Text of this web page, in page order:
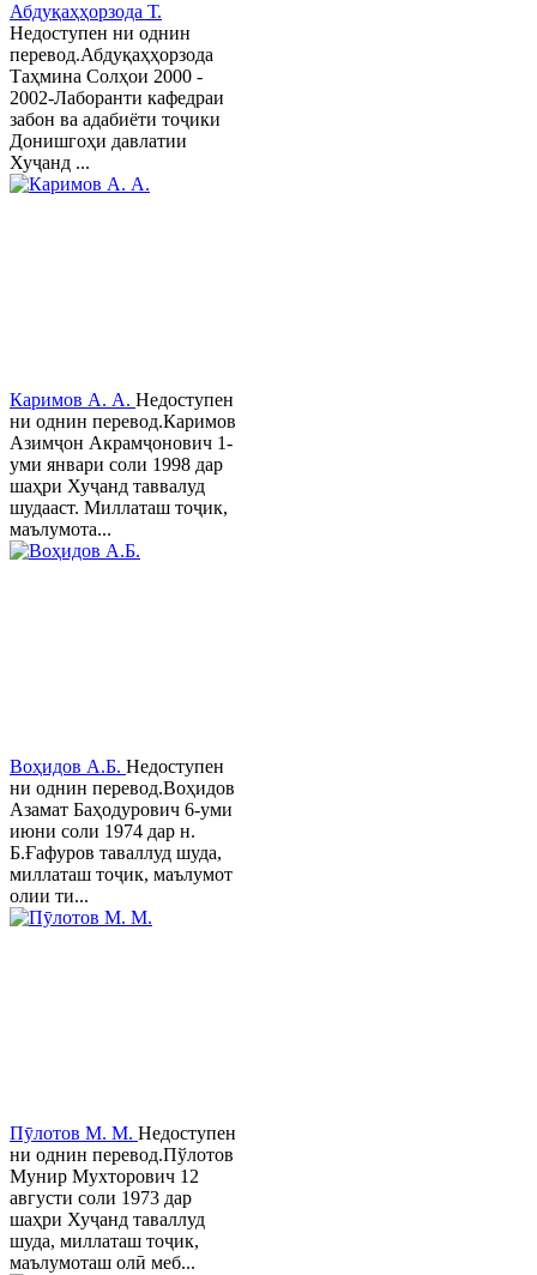
Абдуқаҳҳорзода Т.
Недоступен ни однин
перевод.Абдуқаҳҳорзода
Таҳмина Солҳои 2000 -
2002-Лаборанти кафедраи
забон ва адабиёти тоҷики
Донишгоҳи давлатии
Хуҷанд ...
Каримов А. А. Недоступен
ни однин перевод.Каримов
Азимҷон Акрамҷонович 1-
уми январи соли 1998 дар
шаҳри Хуҷанд таввалуд
шудааст. Миллаташ тоҷик,
маълумота...
Воҳидов А.Б. Недоступен
ни однин перевод.Воҳидов
Азамат Баҳодурович 6-уми
июни соли 1974 дар н.
Б.Ғафуров таваллуд шуда,
миллаташ тоҷик, маълумот
олии ти...
Пӯлотов М. М. Недоступен
ни однин перевод.Пўлотов
Мунир Мухторович 12
августи соли 1973 дар
шаҳри Хуҷанд таваллуд
шуда, миллаташ тоҷик,
маълумоташ олӣ меб...